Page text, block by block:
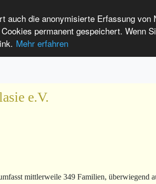
die anonymisierte Erfassung von
permanent gespeichert. Wenn
Mehr erfahren
Leichte Sprache International Patients
e.V.
mittlerweile 349 Familien, überwiegend